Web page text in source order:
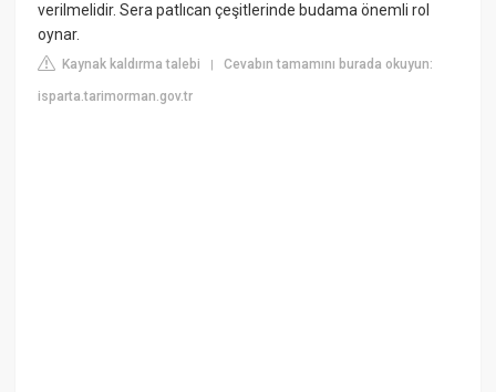
verilmelidir. Sera patlıcan çeşitlerinde budama önemli rol
oynar.
Kaynak kaldırma talebi |Cevabın tamamını burada okuyun:
isparta.tarimorman.gov.tr